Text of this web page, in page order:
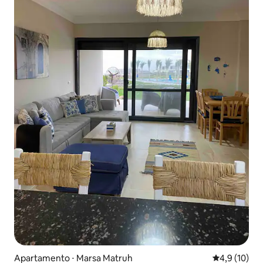
Apartamento ⋅ Marsa Matruh 4,9 de uma
4,9 (10)